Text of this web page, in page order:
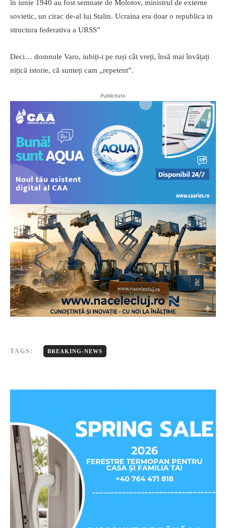
în iunie 1940 au fost semnate de Molotov, ministrul de externe
sovietic, un cirac de-al lui Stalin. Ucraina era doar o republica in
structura federativa a URSS”
Deci… domnule Varo, iubiți-i pe ruși cât vreți, însă mai învățați
nițică istorie, că sunteți cam „repetent”.
Publicitate
TAGS: BREAKING-NEWS